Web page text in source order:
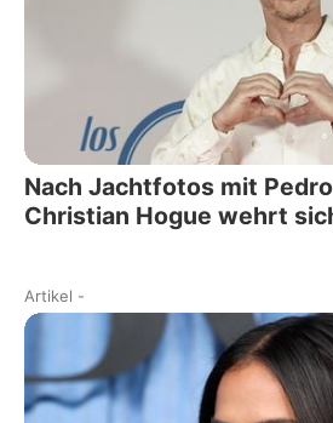
Nach Jachtfotos mit
Christian Hogue wehrt
Artikel -